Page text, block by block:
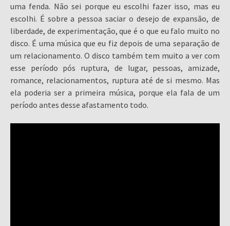
uma fenda. Não sei porque eu escolhi fazer isso, mas eu
escolhi. É sobre a pessoa saciar o desejo de expansão, de
liberdade, de experimentação, que é o que eu falo muito no
disco. É uma música que eu fiz depois de uma separação de
um relacionamento. O disco também tem muito a ver com
esse período pós ruptura, de lugar, pessoas, amizade,
romance, relacionamentos, ruptura até de si mesmo. Mas
ela poderia ser a primeira música, porque ela fala de um
período antes desse afastamento todo.